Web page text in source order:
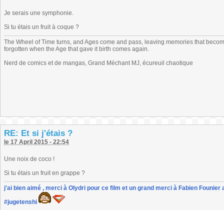
Je serais une symphonie.
Si tu étais un fruit à coque ?
The Wheel of Time turns, and Ages come and pass, leaving memories that
forgotten when the Age that gave it birth comes again.
Nerd de comics et de mangas, Grand Méchant MJ, écureuil chaotique
RE: Et si j'étais ?
le 17 April 2015 - 22:54
Une noix de coco !
Si tu étais un fruit en grappe ?
j'ai bien aimé , merci à Olydri pour ce film et un grand merci à Fabien
#jugetenshi